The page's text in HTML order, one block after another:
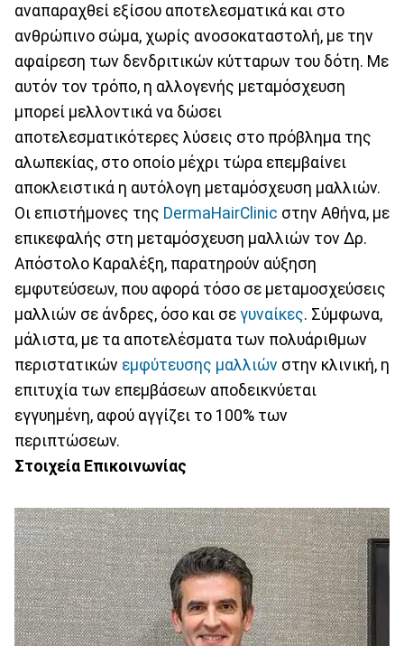
αναπαραχθεί εξίσου αποτελεσματικά και στο
ανθρώπινο σώμα, χωρίς ανοσοκαταστολή, με την
αφαίρεση των δενδριτικών κύτταρων του δότη. Με
αυτόν τον τρόπο, η αλλογενής μεταμόσχευση
μπορεί μελλοντικά να δώσει
αποτελεσματικότερες λύσεις στο πρόβλημα της
αλωπεκίας, στο οποίο μέχρι τώρα επεμβαίνει
αποκλειστικά η αυτόλογη μεταμόσχευση μαλλιών.
Οι επιστήμονες της DermaHairClinic στην Αθήνα, με
επικεφαλής στη μεταμόσχευση μαλλιών τον Δρ.
Απόστολο Καραλέξη, παρατηρούν αύξηση
εμφυτεύσεων, που αφορά τόσο σε μεταμοσχεύσεις
μαλλιών σε άνδρες, όσο και σε γυναίκες. Σύμφωνα,
μάλιστα, με τα αποτελέσματα των πολυάριθμων
περιστατικών εμφύτευσης μαλλιών στην κλινική, η
επιτυχία των επεμβάσεων αποδεικνύεται
εγγυημένη, αφού αγγίζει το 100% των
περιπτώσεων.
Στοιχεία Επικοινωνίας